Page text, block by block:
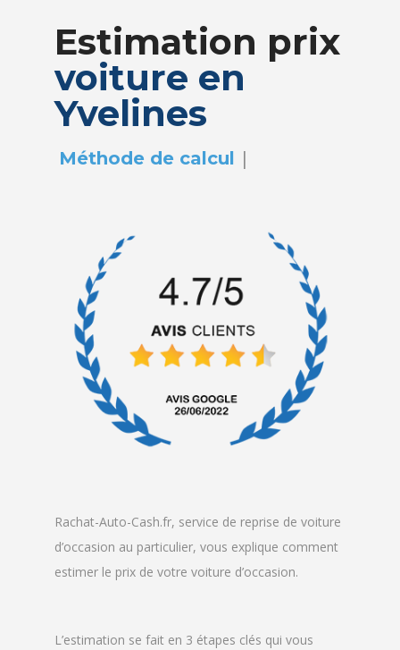
Estimation prix
voiture en
Yvelines
Méthode de calcu |
Rachat-Auto-Cash.fr, service de reprise de voiture
d’occasion au particulier, vous explique comment
estimer le prix de votre voiture d’occasion.
L’estimation se fait en 3 étapes clés qui vous